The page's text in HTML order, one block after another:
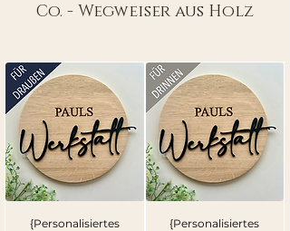
Co. - Wegweiser aus Holz
{Personalisiertes
{Personalisiertes